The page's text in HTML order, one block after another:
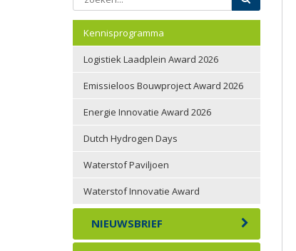
Kennisprogramma
Logistiek Laadplein Award 2026
Emissieloos Bouwproject Award 2026
Energie Innovatie Award 2026
Dutch Hydrogen Days
Waterstof Paviljoen
Waterstof Innovatie Award
NIEUWSBRIEF